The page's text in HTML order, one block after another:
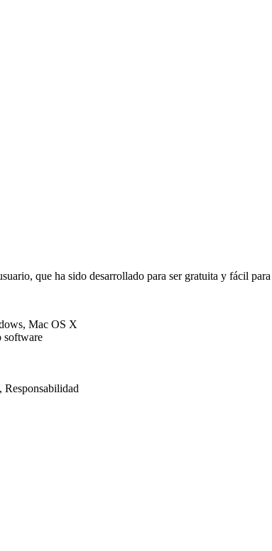
que ha sido desarrollado para ser gratuita y fácil
Mac OS X
software